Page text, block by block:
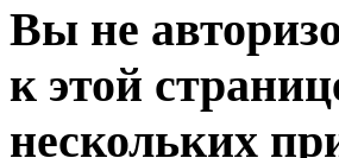
Вы не
к этой
нескольких